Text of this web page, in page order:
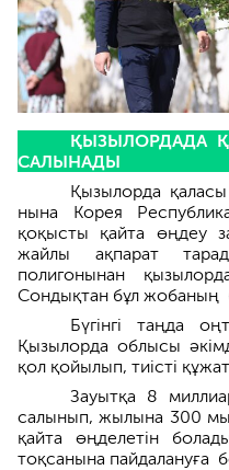
ҚЫЗЫЛОРДАДА
САЛЫНАДЫ
Қызылорда
нына Корея
қоқысты қайта өңдеу
жайлы ақпарат
полигонынан
Сондықтан бұл жобаның
Бүгінгі таңда
Қызылорда облысы
қол қойылып, тиісті
Зауытқа 8
салынып, жылына 300
қайта өңделетін
тоқсанына пайдалануға